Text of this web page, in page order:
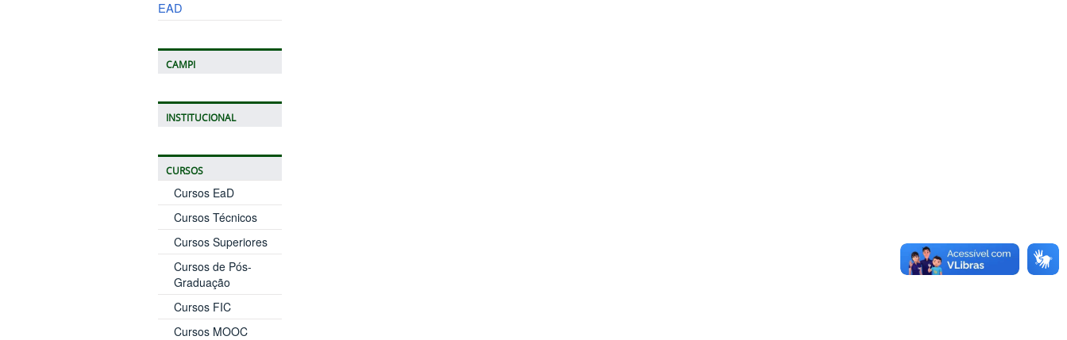
EAD
CAMPI
INSTITUCIONAL
CURSOS
Cursos EaD
Cursos Técnicos
Cursos Superiores
Cursos de Pós-
Graduação
Cursos FIC
Cursos MOOC